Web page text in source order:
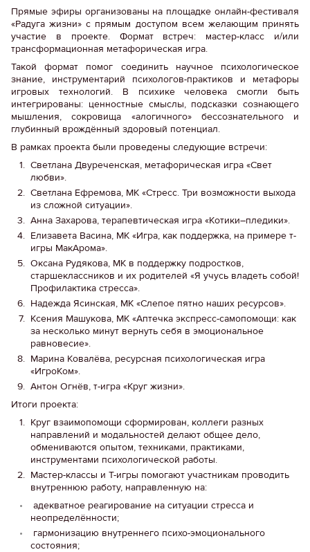
Прямые эфиры организованы на площадке онлайн-фестиваля
«Радуга жизни» с прямым доступом всем желающим принять
участие в проекте. Формат встреч: мастер-класс и/или
трансформационная метафорическая игра.
Такой формат помог соединить научное психологическое
знание, инструментарий психологов-практиков и метафоры
игровых технологий. В психике человека смогли быть
интегрированы: ценностные смыслы, подсказки сознающего
мышления, сокровища «алогичного» бессознательного и
глубинный врождённый здоровый потенциал.
В рамках проекта были проведены следующие встречи:
Светлана Двуреченская, метафорическая игра «Свет
любви».
Светлана Ефремова, МК «Стресс. Три возможности выхода
из сложной ситуации».
Анна Захарова, терапевтическая игра «Котики–пледики».
Елизавета Васина, МК «Игра, как поддержка, на примере т-
игры МакАрома».
Оксана Рудякова, МК в поддержку подростков,
старшеклассников и их родителей «Я учусь владеть собой!
Профилактика стресса».
Надежда Ясинская, МК «Слепое пятно наших ресурсов».
Ксения Машукова, МК «Аптечка экспресс-самопомощи: как
за несколько минут вернуть себя в эмоциональное
равновесие».
Марина Ковалёва, ресурсная психологическая игра
«ИгроКом».
Антон Огнёв, т-игра «Круг жизни».
Итоги проекта:
Круг взаимопомощи сформирован, коллеги разных
направлений и модальностей делают общее дело,
обмениваются опытом, техниками, практиками,
инструментами психологической работы.
Мастер-классы и Т-игры помогают участникам проводить
внутреннюю работу, направленную на:
адекватное реагирование на ситуации стресса и
неопределённости;
гармонизацию внутреннего психо-эмоционального
состояния;